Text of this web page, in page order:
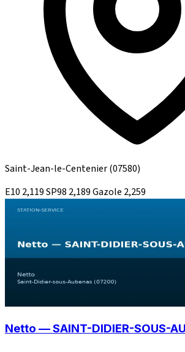
Saint-Jean-le-Centenier(07580)
E10 2,119SP98 2,189Gazole 2,259
Netto — SAINT-DIDIER-SOUS-